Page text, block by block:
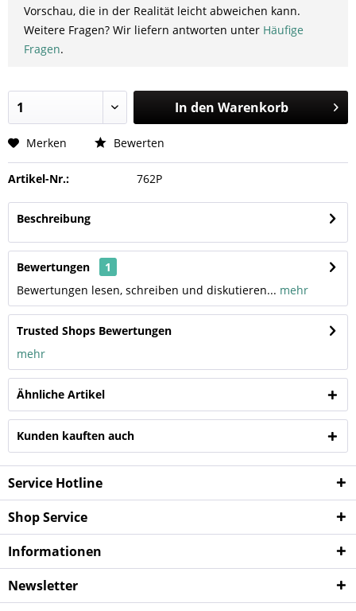
Vorschau, die in der Realität leicht abweichen kann.
Weitere Fragen? Wir liefern antworten unter Häufige
Fragen.
In den Warenkorb
Merken Bewerten
Artikel-Nr.: 762P
Beschreibung
Bewertungen
1
Bewertungen lesen, schreiben und diskutieren... mehr
Trusted Shops Bewertungen
mehr
Ähnliche Artikel
Kunden kauften auch
Service Hotline
Shop Service
Informationen
Newsletter